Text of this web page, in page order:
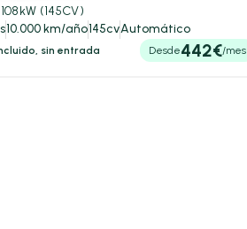
(145CV)
10.000 km/año145cvAutomático
sin entrada Desde442€/mes